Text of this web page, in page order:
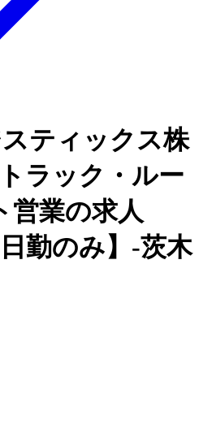
ティックス株
ラック・ルー
営業の求人
勤のみ】-茨木